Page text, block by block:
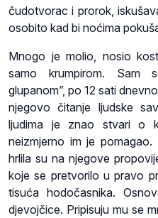
čudotvorac i prorok,
osobito kad bi noćima
Mnogo je molio, nosio
samo krumpirom. Sam
glupanom”, po 12 sati
njegovo čitanje ljudske
ljudima je znao stvari o
neizmjerno im je
hrlila su na njegove
koje se pretvorilo u pravo
tisuća hodočasnika.
djevojčice. Pripisuju mu se